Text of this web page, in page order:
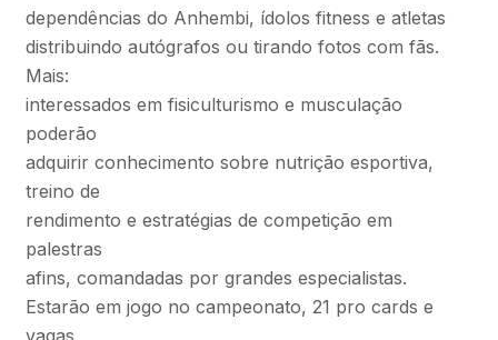
dependências do Anhembi, ídolos fitness e atletas
distribuindo autógrafos ou tirando fotos com fãs.
Mais:
interessados em fisiculturismo e musculação
poderão
adquirir conhecimento sobre nutrição esportiva,
treino de
rendimento e estratégias de competição em
palestras
afins, comandadas por grandes especialistas.
Estarão em jogo no campeonato, 21 pro cards e